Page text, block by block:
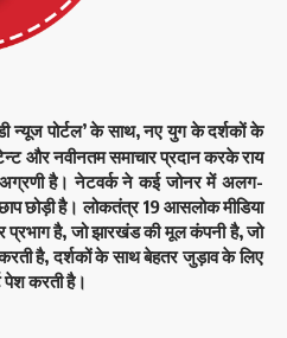
न्यूज पोर्टल’ के साथ, नए युग के दर्शकों के
और नवीनतम समाचार प्रदान करके राय
अग्रणी है। नेटवर्क ने कई जोनर में अलग-
छोड़ी है। लोकतंत्र 19 आसलोक मीडिया
प्रभाग है, जो झारखंड की मूल कंपनी है, जो
है, दर्शकों के साथ बेहतर जुड़ाव के लिए
पेश करती है।